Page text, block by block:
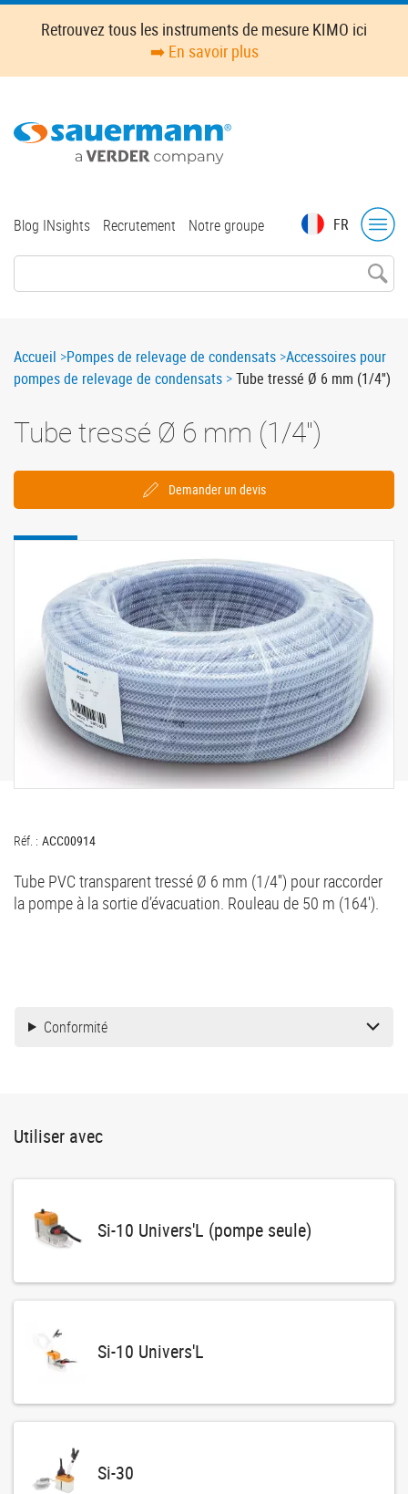
Skip
content
Retrouvez tous les instruments de mesure KIMO ici
➡️ En savoir plus
FR
Top
Blog INsights Recrutement Notre groupe
Breadcrumb
Accueil Pompes de relevage de condensats Accessoires pour
pompes de relevage de condensats
Tube tressé Ø 6 mm (1/4'')
Tube tressé Ø 6 mm (1/4'')
Demander un devis
Réf. : ACC00914
Tube PVC transparent tressé Ø 6 mm (1/4'') pour raccorder
la pompe à la sortie d’évacuation. Rouleau de 50 m (164').
Conformité
Utiliser avec
Si-10 Univers'L (pompe seule)
Si-10 Univers'L
Si-30